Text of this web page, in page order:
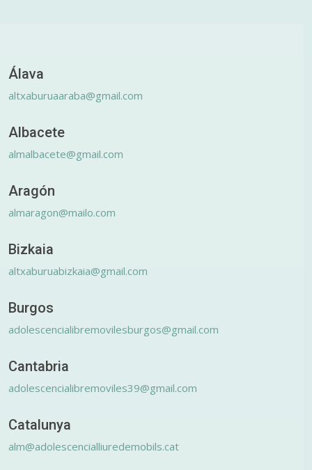
Álava
altxaburuaaraba@gmail.com
Albacete
almalbacete@gmail.com
Aragón
almaragon@mailo.com
Bizkaia
altxaburuabizkaia@gmail.com
Burgos
adolescencialibremovilesburgos@gmail.com
Cantabria
adolescencialibremoviles39@gmail.com
Catalunya
alm@adolescencialliuredemobils.cat